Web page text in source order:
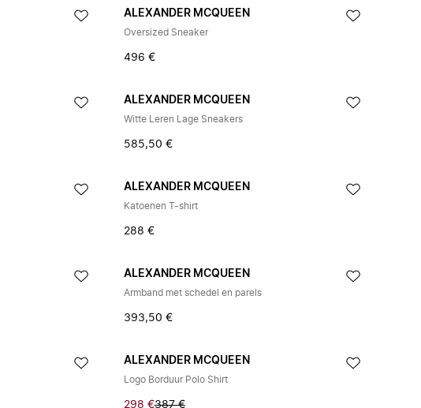
ALEXANDER MCQUEEN
Oversized Sneaker
496 €
ALEXANDER MCQUEEN
Witte Leren Lage Sneakers
585,50 €
ALEXANDER MCQUEEN
Katoenen T-shirt
288 €
ALEXANDER MCQUEEN
Armband met schedel en parels
393,50 €
ALEXANDER MCQUEEN
Logo Borduur Polo Shirt
298 €387 €